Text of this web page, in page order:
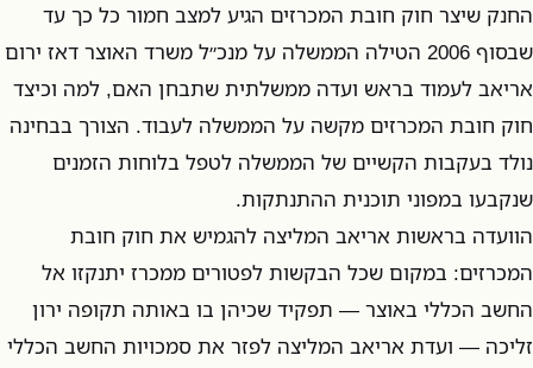
החנק שיצר חוק חובת המכרזים הגיע למצב חמור כל כך עד
שבסוף 2006 הטילה הממשלה על מנכ״ל משרד האוצר דאז ירום
אריאב לעמוד בראש ועדה ממשלתית שתבחן האם, למה וכיצד
חוק חובת המכרזים מקשה על הממשלה לעבוד. הצורך בבחינה
נולד בעקבות הקשיים של הממשלה לטפל בלוחות הזמנים
שנקבעו במפוני תוכנית ההתנתקות.
הוועדה בראשות אריאב המליצה להגמיש את חוק חובת
המכרזים: במקום שכל הבקשות לפטורים ממכרז יתנקזו אל
החשב הכללי באוצר — תפקיד שכיהן בו באותה תקופה ירון
זליכה — ועדת אריאב המליצה לפזר את סמכויות החשב הכללי